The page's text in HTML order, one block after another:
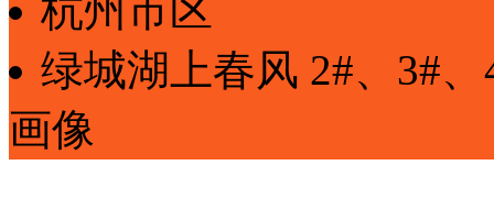
杭州市区
绿城湖上春风 2#、3#
画像